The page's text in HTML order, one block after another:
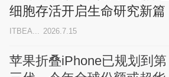
细胞存活开启生命研究新篇
ITBEA... 2026.7.15
苹果折叠iPhone已规划到第